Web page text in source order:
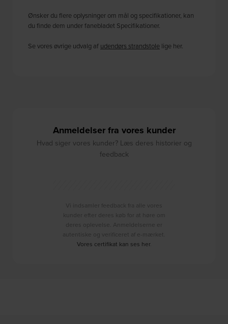
Ønsker du flere oplysninger om mål og specifikationer, kan
du finde dem under fanebladet Specifikationer.
Se vores øvrige udvalg af udendørs strandstole lige her.
Anmeldelser fra vores kunder
Hvad siger vores kunder? Læs deres historier og
feedback
Vi indsamler feedback fra alle vores
kunder efter deres køb for at høre om
deres oplevelse. Anmeldelserne er
autentiske og verificeret af e-mærket.
Vores certifikat kan ses her.